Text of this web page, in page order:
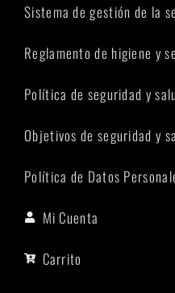
Sistema de gestión de la
Reglamento de higiene y
Política de seguridad y
Objetivos de seguridad y
Política de Datos
Mi Cuenta
Carrito